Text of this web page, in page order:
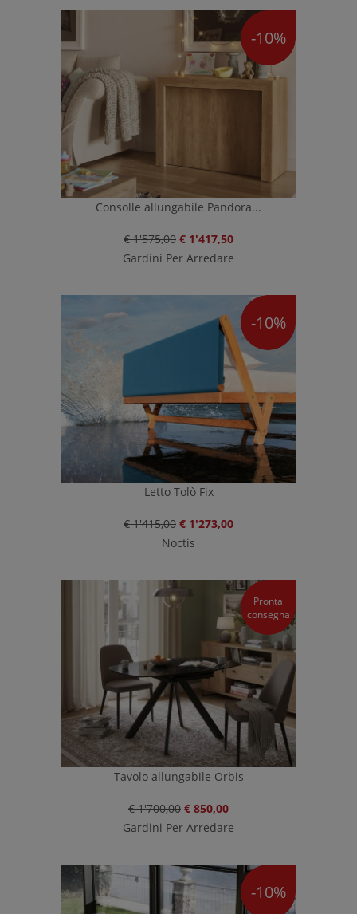
-10%
Consolle allungabile Pandora...
€ 1'575,00 € 1'417,50
Gardini Per Arredare
-10%
Letto Tolò Fix
€ 1'415,00 € 1'273,00
Noctis
Pronta
consegna
Tavolo allungabile Orbis
€ 1'700,00 € 850,00
Gardini Per Arredare
-10%